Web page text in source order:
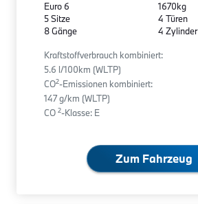
Euro 6
5 Sitze
8 Gänge
1670kg
4 Türen
4 Zylinder
Kraftstoffverbrauch kombiniert:
5.6 l/100km (WLTP)
CO2-Emissionen kombiniert:
147 g/km (WLTP)
CO 2-Klasse: E
Zum Fahrzeug